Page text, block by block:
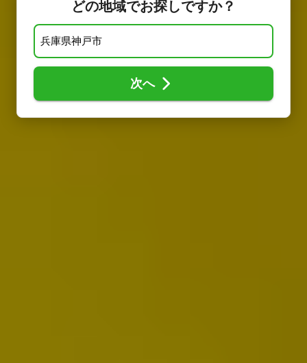
どの地域でお探しですか？
次へ